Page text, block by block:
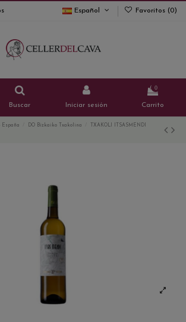
Español Favoritos (0)
Buscar Iniciar sesión
0
Carrito
España DO Bizkaiko Txakolina
TXAKOLI ITSASMENDI